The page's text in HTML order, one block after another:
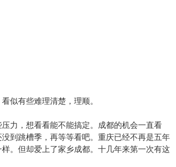
似有些难理清楚，理顺。
力，想看看能不能搞定。成都的机会一直看
到跳槽季，再等等看吧。重庆已经不再是五年
。但却爱上了家乡成都。十几年来第一次有这